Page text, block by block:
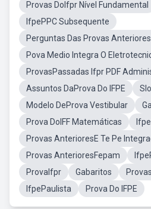
Provas DoIfpr Nível Fundamental
IfpePPC Subsequente
Perguntas Das Provas
Pova Medio Integra O
ProvasPassadas Ifpr PDF
Assuntos DaProva Do IFPE
Modelo DeProva Vestibular
Prova DoIFF Matemáticas
Provas AnterioresE Te Pe
Provas AnterioresFepam
ProvaIfpr
Gabaritos
IfpePaulista
Prova Do IFPE